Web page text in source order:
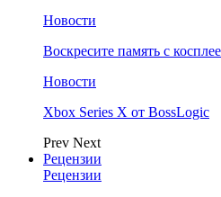
Новости
Воскресите память с
Новости
Xbox Series X от BossLogic
Prev Next
Рецензии
Рецензии